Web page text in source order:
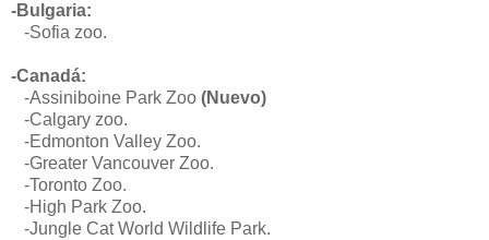
-Bulgaria:
-Sofia zoo.
-Canadá:
-Assiniboine Park Zoo (Nuevo)
-Calgary zoo.
-Edmonton Valley Zoo.
-Greater Vancouver Zoo.
-Toronto Zoo.
-High Park Zoo.
-Jungle Cat World Wildlife Park.